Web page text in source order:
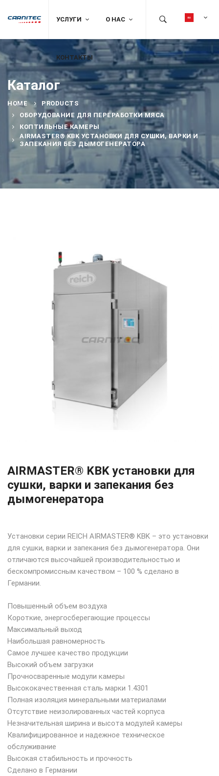
УСЛУГИ О НАС
КОНТАКТЫ
Каталог
HOME
PRODUCTS
ОБОРУДОВАНИЕ ДЛЯ ПЕРЕРАБОТКИ МЯСА
КОПТИЛЬНЫЕ КАМЕРЫ
AIRMASTER® KBK УСТАНОВКИ ДЛЯ СУШКИ, ВАРКИ И
ЗАПЕКАНИЯ БЕЗ ДЫМОГЕНЕРАТОРА
AIRMASTER® KBK установки для
сушки, варки и запекания без
дымогенератора
Установки серии REICH AIRMASTER® KBK – это установки
для сушки, варки и запекания без дымогенератора. Они
отличаются высочайшей производительностью и
бескомпромиссным качеством – 100 % сделано в
Германии.
Повышенный объем воздуха
Короткие, энергосберегающие процессы
Максимальный выход
Наибольшая равномерность
Самое лучшее качество продукции
Высокий объем загрузки
Прочносваренные модули камеры
Высококачественная сталь марки 1.4301
Полная изоляция минеральными материалами
Отсутствие неизолированных частей корпуса
Незначительная ширина и высота модулей камеры
Квалифицированное и надежное техническое
обслуживание
Высокая стабильность и прочность
Сделано в Германии